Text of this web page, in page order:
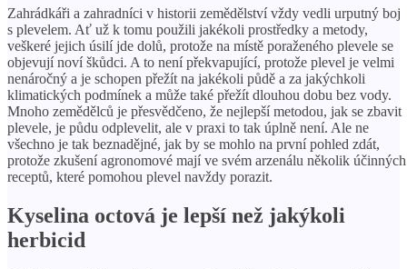
Zahrádkáři a zahradníci v historii zemědělství vždy vedli urputný boj
s plevelem. Ať už k tomu použili jakékoli prostředky a metody,
veškeré jejich úsilí jde dolů, protože na místě poraženého plevele se
objevují noví škůdci. A to není překvapující, protože plevel je velmi
nenáročný a je schopen přežít na jakékoli půdě a za jakýchkoli
klimatických podmínek a může také přežít dlouhou dobu bez vody.
Mnoho zemědělců je přesvědčeno, že nejlepší metodou, jak se zbavit
plevele, je půdu odplevelit, ale v praxi to tak úplně není. Ale ne
všechno je tak beznadějné, jak by se mohlo na první pohled zdát,
protože zkušení agronomové mají ve svém arzenálu několik účinných
receptů, které pomohou plevel navždy porazit.
Kyselina octová je lepší než jakýkoli
herbicid